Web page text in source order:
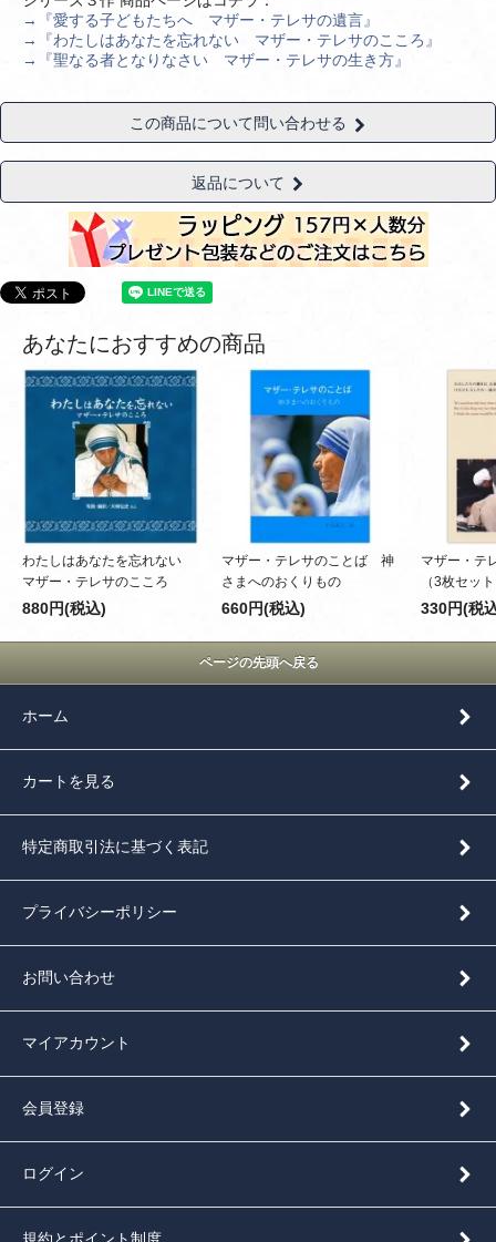
→『愛する子どもたちへ マザー・テレサの遺言』
→『わたしはあなたを忘れない マザー・テレサのこころ』
→『聖なる者となりなさい マザー・テレサの生き方』
この商品について問い合わせる
返品について
あなたにおすすめの商品
わたしはあなたを忘れない
マザー・テレサのこころ
880円(税込)
マザー・テレサのことば 神
さまへのおくりもの
660円(税込)
マザー・テ
（3枚セッ
330円(税
ページの先頭へ戻る
ホーム
カートを見る
特定商取引法に基づく表記
プライバシーポリシー
お問い合わせ
マイアカウント
会員登録
ログイン
規約とポイント制度